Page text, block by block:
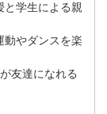
と学生による親
動やダンスを楽
友達になれる